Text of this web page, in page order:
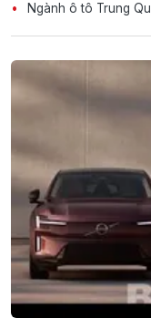
Ngành ô tô Trung